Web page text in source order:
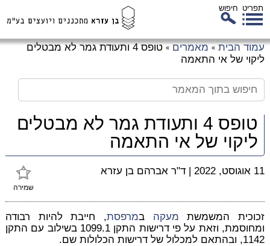
תפריט חיפוש
עמוד הבית » מאמרים »
טופס 4 ותעודת גמר לא מבטלים
ליקוי של אי התאמה
טופס 4 ותעודת גמר לא מבטלים
ליקוי של אי התאמה
שמירה
11 אוגוסט, 2022 | ד"ר אברהם בן עזרא
זכוכית המשמשת מעקה במרפסת, חייבת להיות רבודה
ומחוסמת, וזאת על פי דרישות התקן 1099.1 בשילוב עם התקן
1142, ובהתאם למכלול של דרישות הכלולות שם.